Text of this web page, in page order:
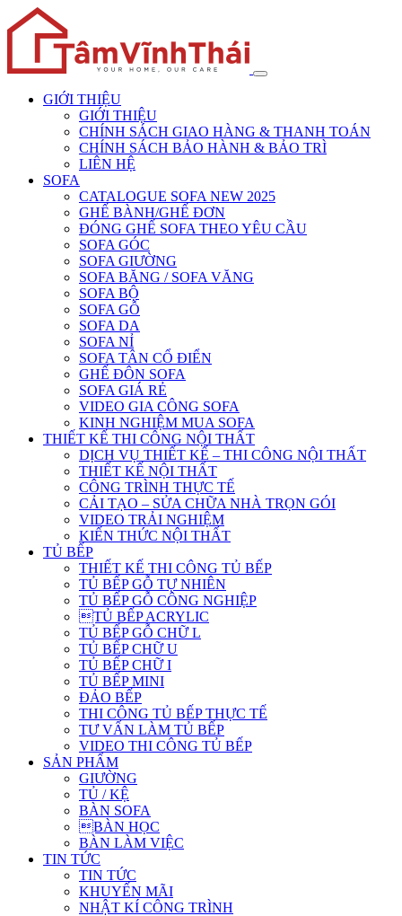
GIỚI THIỆU
GIỚI THIỆU
CHÍNH SÁCH GIAO HÀNG & THANH TOÁN
CHÍNH SÁCH BẢO HÀNH & BẢO TRÌ
LIÊN HỆ
SOFA
CATALOGUE SOFA NEW 2025
GHẾ BÀNH/GHẾ ĐƠN
ĐÓNG GHẾ SOFA THEO YÊU CẦU
SOFA GÓC
SOFA GIƯỜNG
SOFA BĂNG / SOFA VĂNG
SOFA BỘ
SOFA GỖ
SOFA DA
SOFA NỈ
SOFA TÂN CỔ ĐIỂN
GHẾ ĐÔN SOFA
SOFA GIÁ RẺ
VIDEO GIA CÔNG SOFA
KINH NGHIỆM MUA SOFA
THIẾT KẾ THI CÔNG NỘI THẤT
DỊCH VỤ THIẾT KẾ – THI CÔNG NỘI THẤT
THIẾT KẾ NỘI THẤT
CÔNG TRÌNH THỰC TẾ
CẢI TẠO – SỬA CHỮA NHÀ TRỌN GÓI
VIDEO TRẢI NGHIỆM
KIẾN THỨC NỘI THẤT
TỦ BẾP
THIẾT KẾ THI CÔNG TỦ BẾP
TỦ BẾP GỖ TỰ NHIÊN
TỦ BẾP GỖ CÔNG NGHIỆP
TỦ BẾP ACRYLIC
TỦ BẾP GỖ CHỮ L
TỦ BẾP CHỮ U
TỦ BẾP CHỮ I
TỦ BẾP MINI
ĐẢO BẾP
THI CÔNG TỦ BẾP THỰC TẾ
TƯ VẤN LÀM TỦ BẾP
VIDEO THI CÔNG TỦ BẾP
SẢN PHẨM
GIƯỜNG
TỦ / KỆ
BÀN SOFA
BÀN HỌC
BÀN LÀM VIỆC
TIN TỨC
TIN TỨC
KHUYẾN MÃI
NHẬT KÍ CÔNG TRÌNH